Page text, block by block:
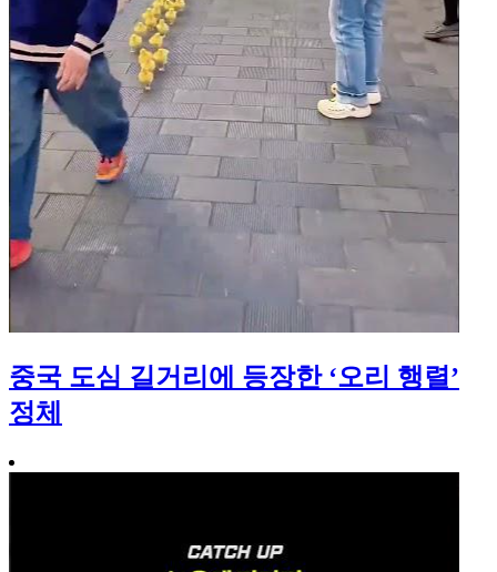
중국 도심 길거리에 등장한 ‘오리 행렬’
정체